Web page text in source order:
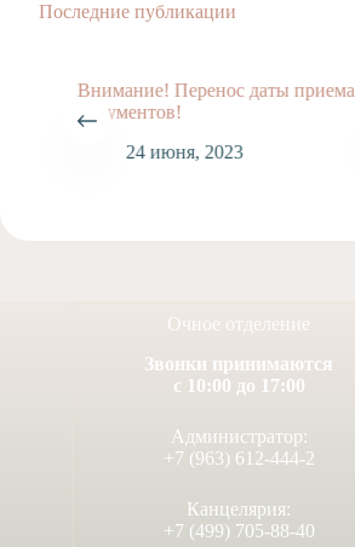
Последние публикации
Внимание! Перенос даты приема
документов!
24 июня, 2023
Очное отделение
Звонки принимаются
с 10:00 до 17:00
Администратор:
+7 (963) 612-444-2
Канцелярия:
+7 (499) 705-88-40